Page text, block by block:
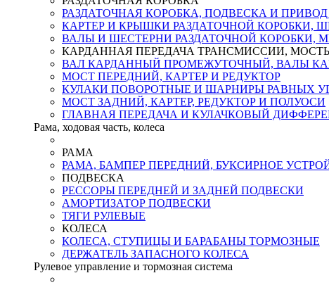
РАЗДАТОЧНАЯ КОРОБКА, ПОДВЕСКА И
КАРТЕР И КРЫШКИ РАЗДАТОЧНОЙ КОРОБКИ,
ВАЛЫ И ШЕСТЕРНИ РАЗДАТОЧНОЙ КОРОБКИ,
КАРДАННАЯ ПЕРЕДАЧА ТРАНСМИССИИ,
ВАЛ КАРДАННЫЙ ПРОМЕЖУТОЧНЫЙ, ВАЛЫ
МОСТ ПЕРЕДНИЙ, КАРТЕР И РЕДУКТОР
КУЛАКИ ПОВОРОТНЫЕ И ШАРНИРЫ РАВНЫХ
МОСТ ЗАДНИЙ, КАРТЕР, РЕДУКТОР И ПОЛУОСИ
ГЛАВНАЯ ПЕРЕДАЧА И КУЛАЧКОВЫЙ
Рама, ходовая часть, колеса
РАМА
РАМА, БАМПЕР ПЕРЕДНИЙ, БУКСИРНОЕ
ПОДВЕСКА
РЕССОРЫ ПЕРЕДНЕЙ И ЗАДНЕЙ ПОДВЕСКИ
АМОРТИЗАТОР ПОДВЕСКИ
ТЯГИ РУЛЕВЫЕ
КОЛЕСА
КОЛЕСА, СТУПИЦЫ И БАРАБАНЫ ТОРМОЗНЫЕ
ДЕРЖАТЕЛЬ ЗАПАСНОГО КОЛЕСА
Рулевое управление и тормозная система